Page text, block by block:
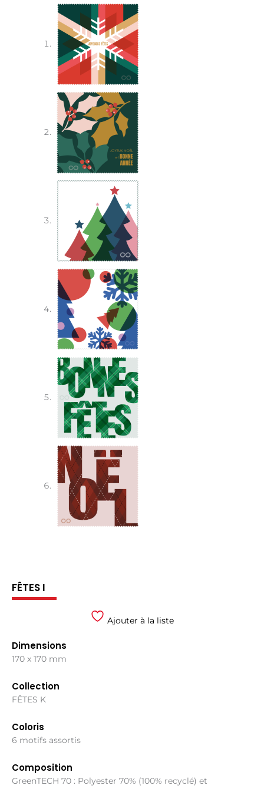
FÊTES I
Ajouter à la liste
Dimensions
170 x 170 mm
Collection
FÊTES K
Coloris
6 motifs assortis
Composition
GreenTECH 70 : Polyester 70% (100% recyclé) et